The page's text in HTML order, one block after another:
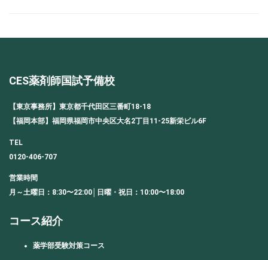
CES薬剤師国試予備校
【東京事務所】東京都千代田区三番町18-18
【福岡本部】福岡県福岡市中央区大名2丁目11-25新栄ビル6F
TEL
0120-406-707
営業時間
月～土曜日：8:30〜22:00│日曜・祝日：10:00〜18:00
コース紹介
薬学部受験対策コース